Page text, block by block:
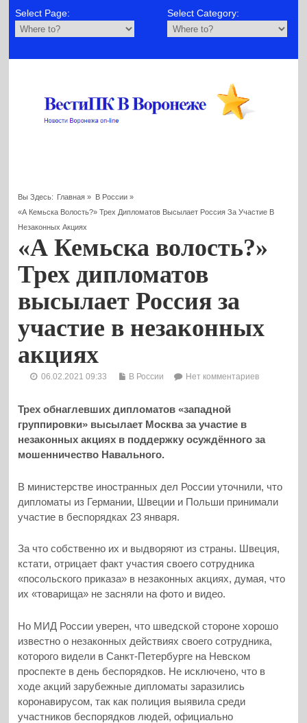
Select Page: Select Category:
Вы Здесь: Главная » В России»
«А Кемьска Волость?» Трех Дипломатов Высылает Россия За Участие В
Незаконных Акциях
«А Кемьска волость?»
Трех дипломатов
высылает Россия за
участие в незаконных
акциях
06.02.2021 09:33 В России Нет комментариев
Трех обнаглевших дипломатов «западной
группировки» высылает Москва за участие в
незаконных акциях в поддержку осуждённого за
мошенничество Навального.
В министерстве иностранных дел России уточнили, что
дипломаты из Германии, Швеции и Польши принимали
участие в беспорядках 23 января.
За что собственно их и выдворяют из страны. Швеция,
кстати, отрицает факт участия своего сотрудника
«посольского приказа» в незаконных акциях, думая, что
их «товарища» не засняли на фото и видео.
Но МИД России уверен, что шведской стороне хорошо
известно о незаконных действиях своего сотрудника,
которого видели в Санкт-Петербурге на Невском
проспекте в день беспорядков. Не исключено, что в
ходе акций зарубежные дипломаты заразились
коронавирусом, так как полиция выявила среди
участников беспорядков людей, официально